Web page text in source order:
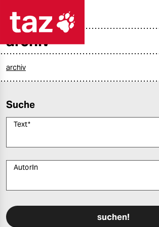
politik
gesellschaft
sport
archiv
archiv
Suche
Text*
AutorIn